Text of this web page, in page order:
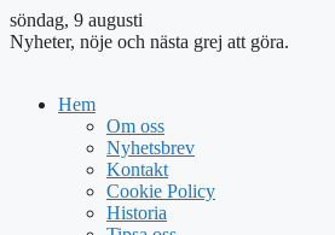
söndag, 9 augusti
Nyheter, nöje och nästa grej att göra.
Hem
Om oss
Nyhetsbrev
Kontakt
Cookie Policy
Historia